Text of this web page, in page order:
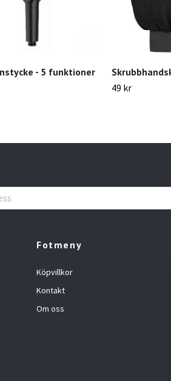
- 5 funktioner
49 kr
Fotmeny
Köpvillkor
Kontakt
Om oss